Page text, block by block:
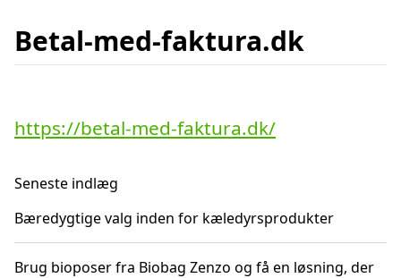
Betal-med-faktura.dk
https://betal-med-faktura.dk/
Seneste indlæg
Bæredygtige valg inden for kæledyrsprodukter
Brug bioposer fra Biobag Zenzo og få en løsning, der